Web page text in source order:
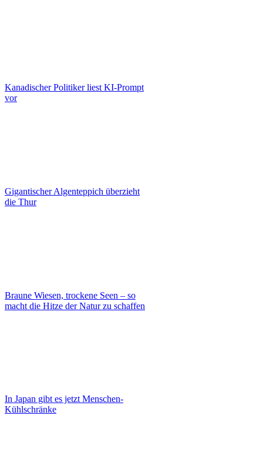
Kanadischer Politiker liest KI-Prompt
vor
Gigantischer Algenteppich überzieht
die Thur
Braune Wiesen, trockene Seen – so
macht die Hitze der Natur zu schaffen
In Japan gibt es jetzt Menschen-
Kühlschränke